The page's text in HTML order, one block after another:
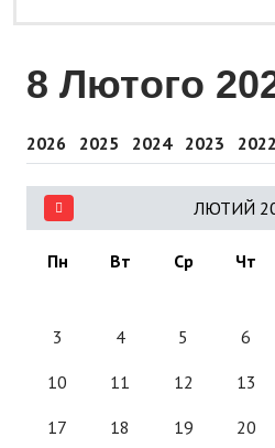
8 Лютого
2026 2025 2024 2023 2022
ЛЮТИЙ
Пн Вт Ср Чт
3 4 5 6
10 11 12 13
17 18 19 20